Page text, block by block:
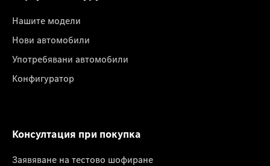
Нашите модели
Нови автомобили
Употребявани автомобили
Конфигуратор
Консултация при покупка
Заявяване на тестово шофиране